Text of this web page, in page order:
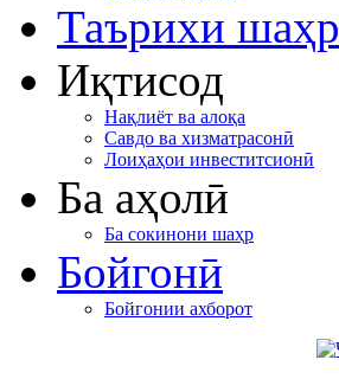
Таърихи шаҳр
Иқтисод
Нақлиёт ва алоқа
Савдо ва хизматрасонӣ
Лоиҳаҳои инвеститсионӣ
Ба аҳолӣ
Ба сокинони шаҳр
Бойгонӣ
Бойгонии ахборот